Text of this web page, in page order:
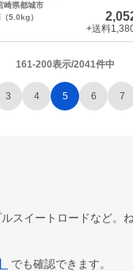
崎県都城市
5.0kg）
+送料
161-200表示/2041件中
3 4 5 6 7
イートロードなど
でも確認できます。